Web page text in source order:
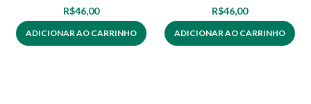
R$46,00
ADICIONAR AO CARRINHO
R$46,00
ADICIONAR AO CARRINHO